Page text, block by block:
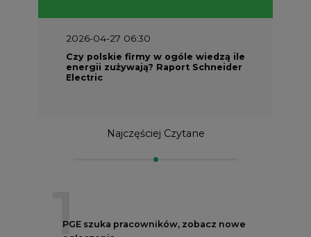
2026-04-27 06:30
Czy polskie firmy w ogóle wiedzą ile
energii zużywają? Raport Schneider
Electric
Najczęściej Czytane
1
PGE szuka pracowników, zobacz nowe